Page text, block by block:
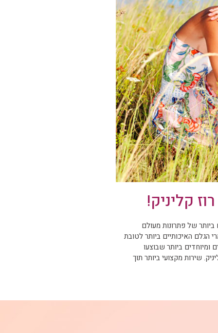
של פתרונות מעולם
הגלם האיכותיים ביותר לטובת
ומיוחדים ביותר שבוצעו
שירות מקצועי ביותר תוך